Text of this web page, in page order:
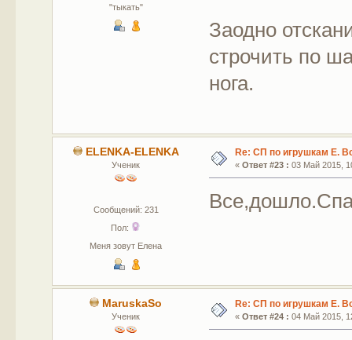
"тыкать"
Заодно
строчить по
нога.
ELENKA-ELENKA
Ученик
Сообщений: 231
Пол:
Меня зовут Елена
Re: СП по игрушкам Е.
« Ответ #23 : 03 Май 2015,
MaruskaSo
Ученик
Re: СП по игрушкам Е.
« Ответ #24 : 04 Май 2015,